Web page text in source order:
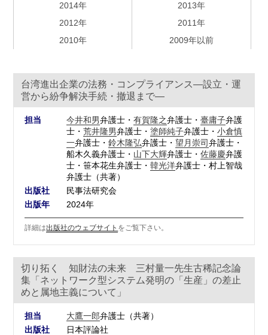
2014年
2013年
2012年
2011年
2010年
2009年以前
台湾進出企業の法務・コンプライアンス―設立・運
営から紛争解決手続・撤退まで―
担当 今井和男弁護士・有賀隆之弁護士・臺庸子弁護
士・荒井隆男弁護士・塗師純子弁護士・小倉慎
一弁護士・鈴木隆弘弁護士・望月崇司弁護士・
船木久義弁護士・ 山下大輝弁護士・佐藤慶弁護
士・笹本花生弁護士・韓光洋弁護士・村上智哉
弁護士（共著）
出版社
民事法研究会
出版年
2024年
詳細は出版社のウェブサイト をご覧下さい。
切り拓く 知財法の未来 三村量一先生古稀記念論
集「ネットワーク型システム発明の「生産」の差止
めと属地主義について」
担当 大鷹一郎弁護士（共著）
出版社
日本評論社